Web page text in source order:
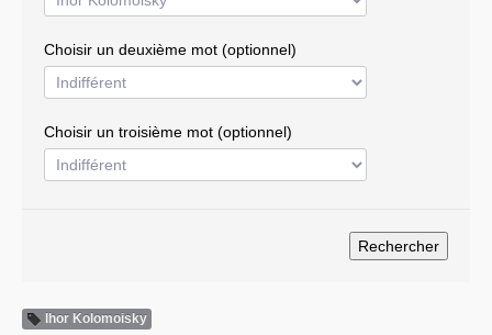
Résistances
Systèmes & société sous contrôle
Choisir un deuxième mot (optionnel)
Choisir un troisième mot (optionnel)
Ihor Kolomoisky